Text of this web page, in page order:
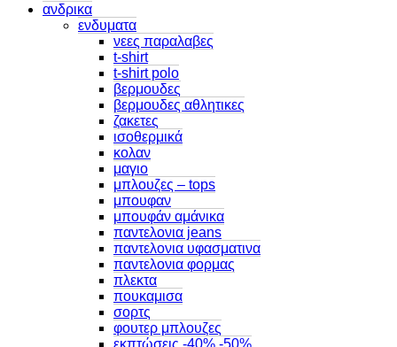
ανδρικα
ενδυματα
νεες παραλαβες
t-shirt
t-shirt polo
βερμουδες
βερμουδες αθλητικες
ζακετες
ισοθερμικά
κολαν
μαγιο
μπλουζες – tops
μπουφαν
μπουφάν αμάνικα
παντελονια jeans
παντελονια υφασματινα
παντελονια φορμας
πλεκτα
πουκαμισα
σορτς
φουτερ μπλουζες
εκπτώσεις -40% -50%